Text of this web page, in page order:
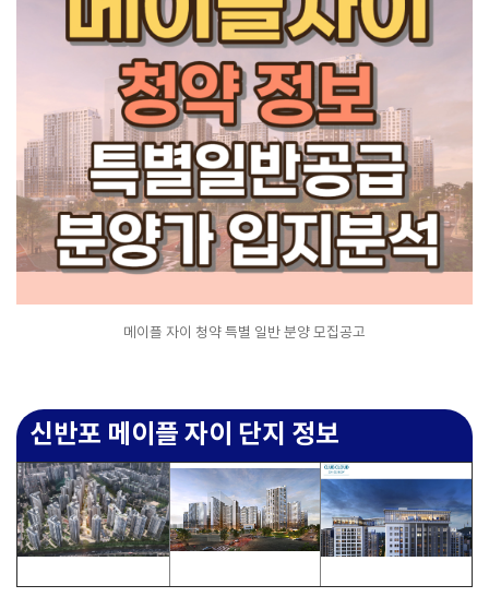
메이플 자이 청약 특별 일반 분양 모집공고
신반포 메이플 자이 단지 정보